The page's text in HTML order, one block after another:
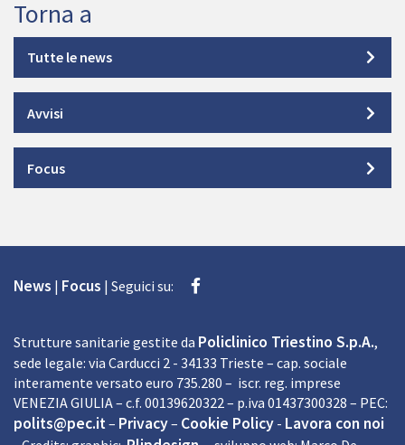
Torna a
Tutte le news
Avvisi
Focus
News | Focus | Seguici su: Facebook
Strutture sanitarie gestite da Policlinico Triestino S.p.A.,
sede legale: via Carducci 2 - 34133 Trieste – cap. sociale
interamente versato euro 735.280 – iscr. reg. imprese
VENEZIA GIULIA – c.f. 00139620322 – p.iva 01437300328 – PEC:
polits@pec.it– Privacy– Cookie Policy - Lavora con noi